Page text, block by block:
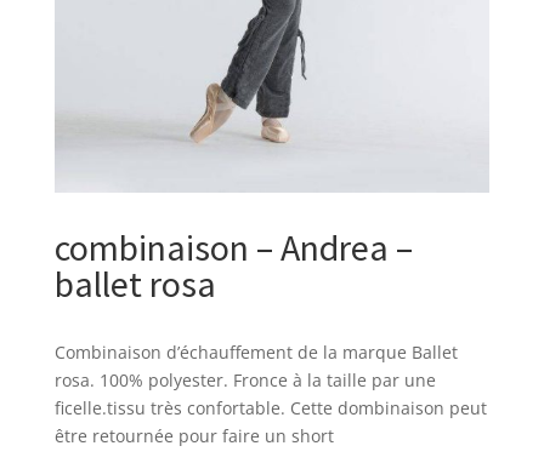
combinaison – Andrea –
ballet rosa
Combinaison d’échauffement de la marque Ballet
rosa. 100% polyester. Fronce à la taille par une
ficelle.tissu très confortable. Cette dombinaison peut
être retournée pour faire un short